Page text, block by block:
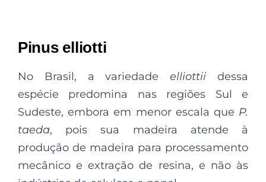
Pinus elliotti
No Brasil, a variedadeelliottii dessa
espécie predomina nas regiões Sul e
Sudeste, embora em menor escala que P.
taeda, pois sua madeira atende à
produção de madeira para processamento
mecânico e extração de resina, e não às